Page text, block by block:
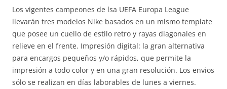
Los vigentes campeones de lsa UEFA Europa League
llevarán tres modelos Nike basados en un mismo template
que posee un cuello de estilo retro y rayas diagonales en
relieve en el frente. Impresión digital: la gran alternativa
para encargos pequeños y/o rápidos, que permite la
impresión a todo color y en una gran resolución. Los envios
sólo se realizan en días laborables de lunes a viernes.